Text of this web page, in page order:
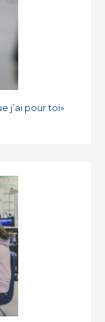
j’ai pour toi»